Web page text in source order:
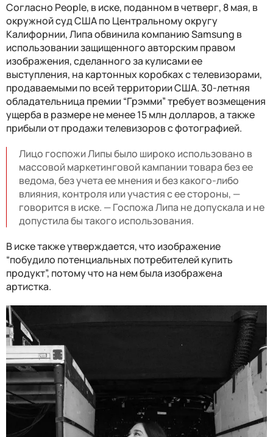
Согласно People, в иске, поданном в четверг, 8 мая, в
окружной суд США по Центральному округу
Калифорнии, Липа обвинила компанию Samsung в
использовании защищенного авторским правом
изображения, сделанного за кулисами ее
выступления, на картонных коробках с телевизорами,
продаваемыми по всей территории США. 30-летняя
обладательница премии “Грэмми” требует возмещения
ущерба в размере не менее 15 млн долларов, а также
прибыли от продажи телевизоров с фотографией.
Лицо госпожи Липы было широко использовано в
массовой маркетинговой кампании товара без ее
ведома, без учета ее мнения и без какого-либо
влияния, контроля или участия с ее стороны, —
говорится в иске. — Госпожа Липа не допускала и не
допустила бы такого использования.
В иске также утверждается, что изображение
“побудило потенциальных потребителей купить
продукт”, потому что на нем была изображена
артистка.